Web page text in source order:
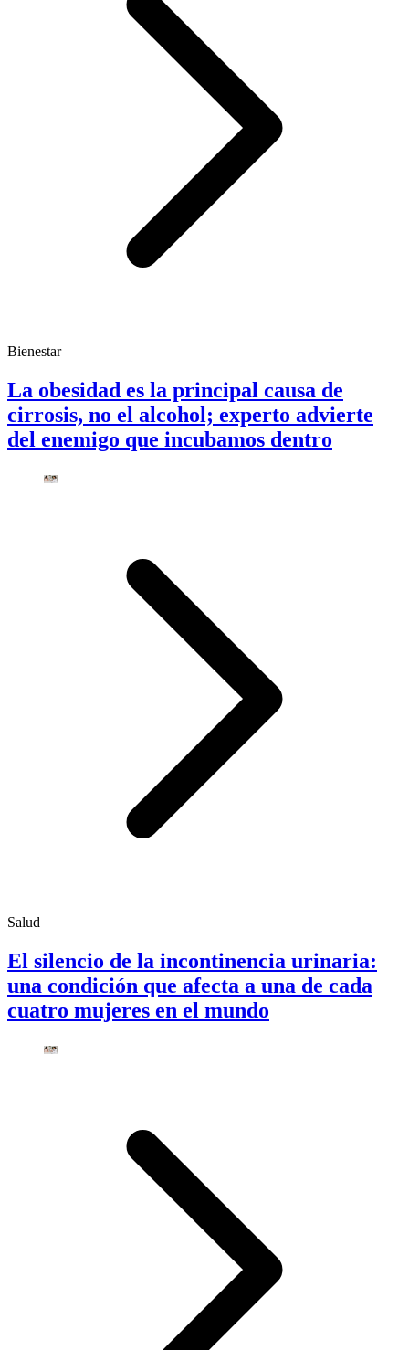
Bienestar
La obesidad es la principal causa de
cirrosis, no el alcohol; experto advierte
del enemigo que incubamos dentro
Salud
El silencio de la incontinencia urinaria:
una condición que afecta a una de cada
cuatro mujeres en el mundo